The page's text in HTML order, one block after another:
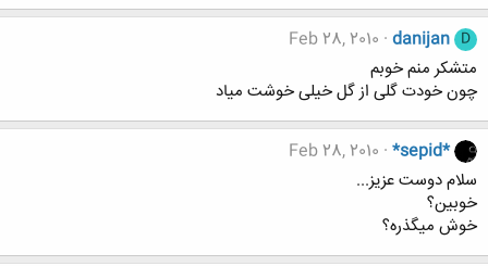
D
danijan
Feb 28, 2010
متشکر منم خوبم
چون خودت گلی از گل خیلی خوشت میاد
*sepid*
Feb 28, 2010
سلام دوست عزیز...
خوبین؟
خوش میگذره؟